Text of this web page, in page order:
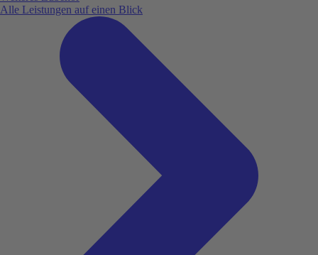
Alle Leistungen auf einen Blick